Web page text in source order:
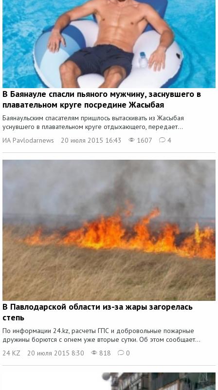
В Баянауле спасли пьяного мужчину, заснувшего в
плавательном круге посредине Жасыбая
Баянаульским спасателям пришлось вытаскивать из Жасыбая
уснувшего в плавательном круге отдыхающего, передает...
ИА Pavlodarnews
20 июля 2015 16:43 1607 4
В Павлодарской области из-за жары загорелась
степь
По информации 24.kz, расчеты ГПС и добровольные пожарные
дружины борются с огнем уже вторые сутки. Об этом сообщает...
24 KZ
20 июля 2015 8:30 818 0